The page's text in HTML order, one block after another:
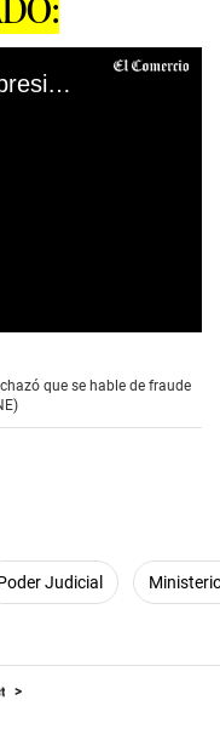
Jorge Luis Salas Arenas, presidente del JNE, rechazó que se hable de fraude en las decisiones del ente electoral. (Fuente: JNE)
que se hable de fraude
Judicial